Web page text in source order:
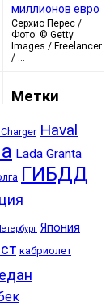
миллионов евро
Серхио Перес /
Фото: © Getty
Images / Freelancer
/ …
Метки
Haval
Lada Granta
ГИБДД
Япония
кабриолет